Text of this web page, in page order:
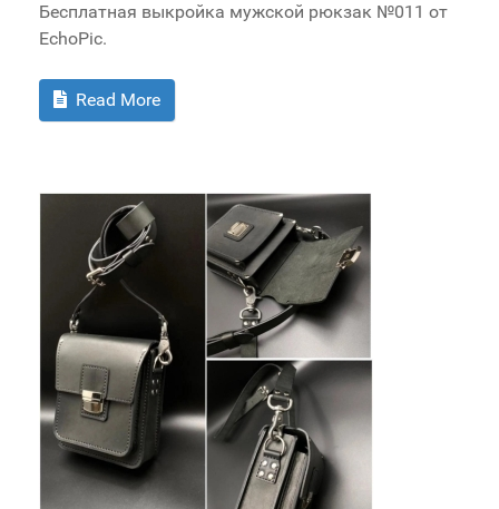
Бесплатная выкройка мужской рюкзак №011 от
EchoPic.
Read More